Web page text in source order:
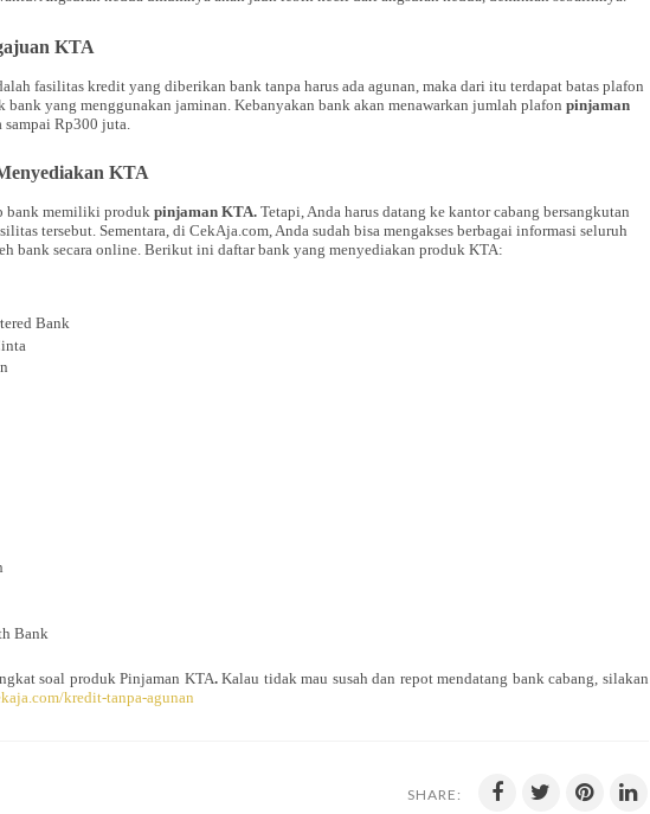
KTA
fasilitas kredit yang diberikan bank tanpa harus ada agunan, maka dari itu terdapat batas plafon
bank yang menggunakan jaminan. Kebanyakan bank akan menawarkan jumlah plafon pinjaman
Rp300 juta.
KTA
bank memiliki produk pinjaman KTA. Tetapi, Anda harus datang ke kantor cabang bersangkutan
tersebut. Sementara, di CekAja.com, Anda sudah bisa mengakses berbagai informasi seluruh
bank secara online. Berikut ini daftar bank yang menyediakan produk KTA:
Bank
Bank
soal produk Pinjaman KTA.Kalau tidak mau susah dan repot mendatang bank cabang, silakan
kredit-tanpa-agunan
SHARE: